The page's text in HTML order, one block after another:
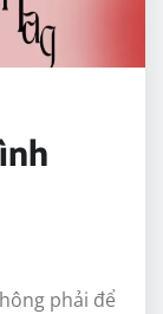
phải để